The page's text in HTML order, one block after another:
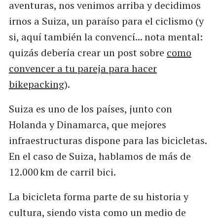
aventuras, nos venimos arriba y decidimos
irnos a Suiza, un paraíso para el ciclismo (y
si, aquí también la convencí... nota mental:
quizás debería crear un post sobre como
convencer a tu pareja para hacer
bikepacking).
Suiza es uno de los países, junto con
Holanda y Dinamarca, que mejores
infraestructuras dispone para las bicicletas.
En el caso de Suiza, hablamos de más de
12.000 km de carril bici.
La bicicleta forma parte de su historia y
cultura, siendo vista como un medio de